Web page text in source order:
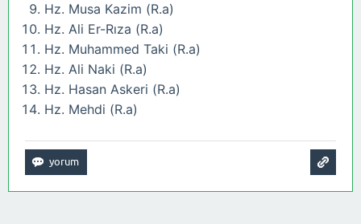
Hz. Musa Kazim (R.a)
Hz. Ali Er-Rıza (R.a)
Hz. Muhammed Taki (R.a)
Hz. Ali Naki (R.a)
Hz. Hasan Askeri (R.a)
Hz. Mehdi (R.a)